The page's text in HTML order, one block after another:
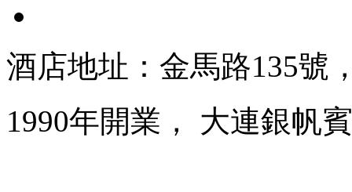
酒店地址：金馬路135號
1990年開業， 大連銀